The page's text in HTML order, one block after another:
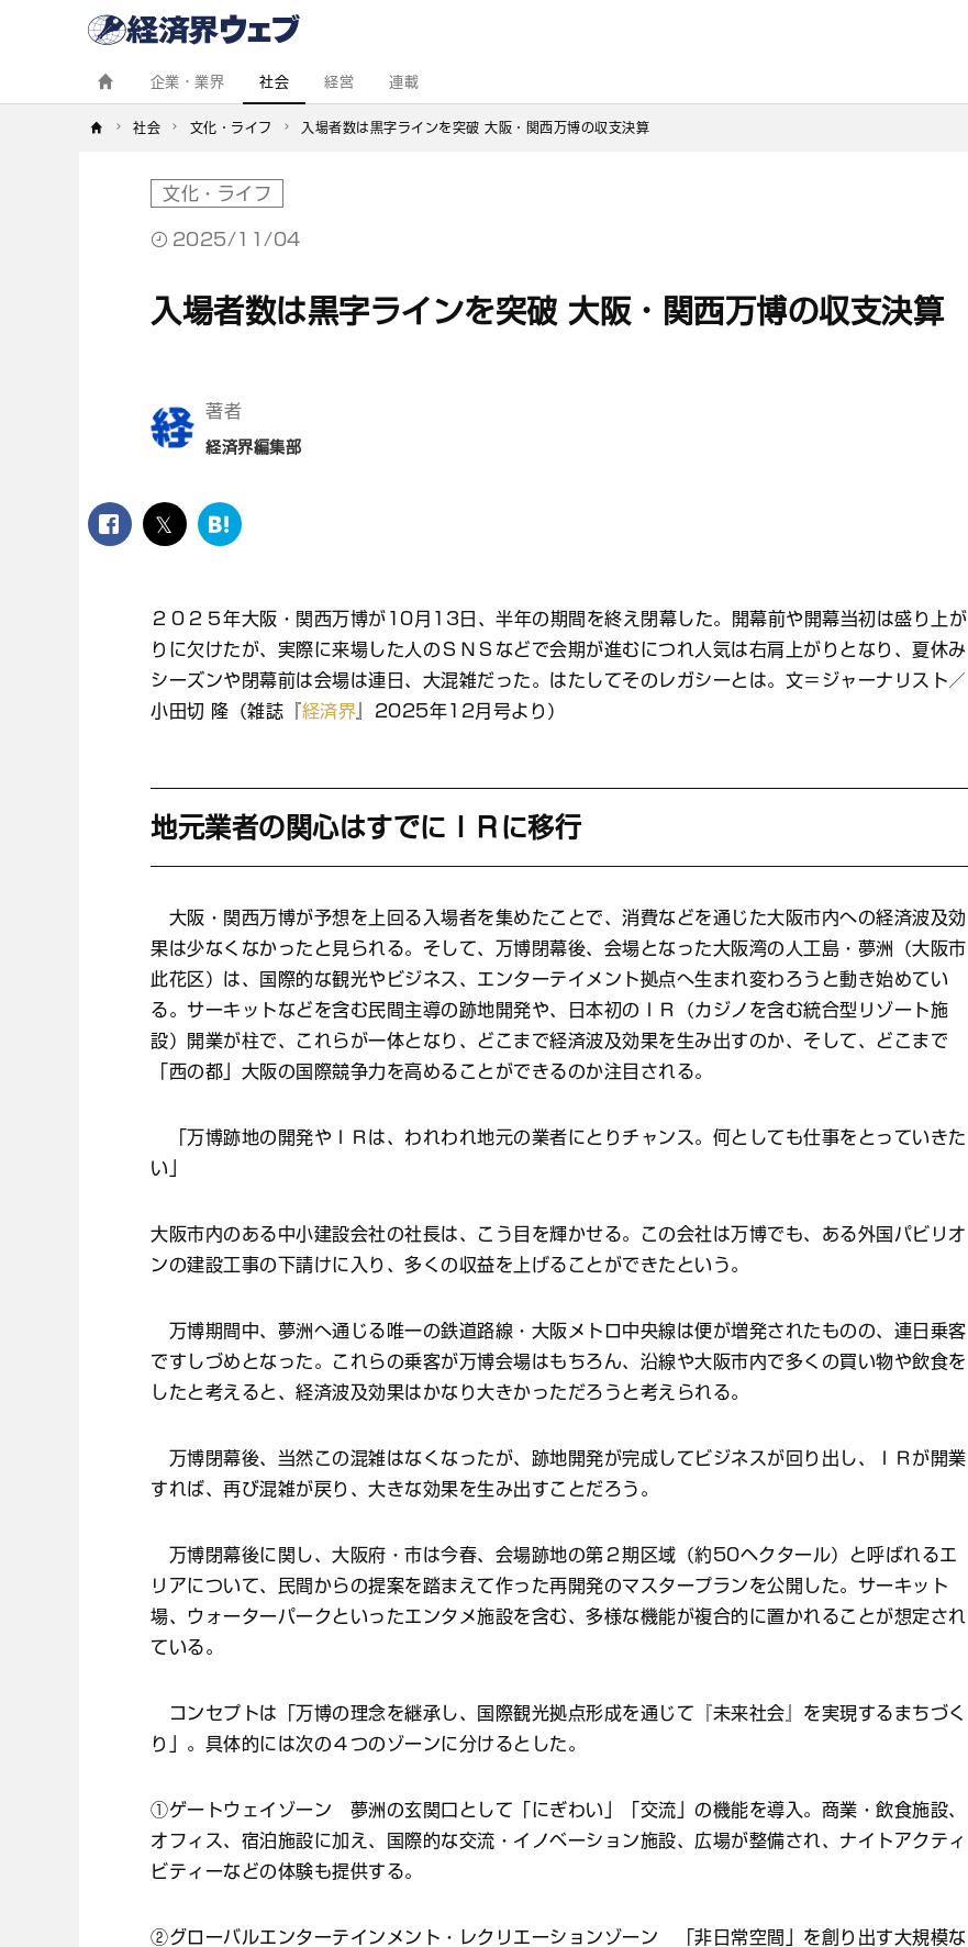
企業・業界 社会 経営 連載
社会 文化・ライフ 入場者数は黒字ラインを突破 大阪・関西万博の収支決算
文化・ライフ
2025/11/04
入場者数は黒字ラインを突破 大阪・関西万博の収支決算
著者
経済界編集部
facebook
twitter
は
ッ
ク
ー
ク
２０２５年大阪・関西万博が10月13日、半年の期間を終え閉幕した。開幕前や開幕当初は盛り上が
りに欠けたが、実際に来場した人のＳＮＳなどで会期が進むにつれ人気は右肩上がりとなり、夏休み
シーズンや閉幕前は会場は連日、大混雑だった。はたしてそのレガシーとは。文＝ジャーナリスト／
小田切 隆（雑誌『 経済界 』2025年12月号より）
地元業者の関心はすでにＩＲに移行
大阪・関西万博が予想を上回る入場者を集めたことで、消費などを通じた大阪市内への経済波及効
果は少なくなかったと見られる。そして、万博閉幕後、会場となった大阪湾の人工島・夢洲（大阪市
此花区）は、国際的な観光やビジネス、エンターテイメント拠点へ生まれ変わろうと動き始めてい
る。サーキットなどを含む民間主導の跡地開発や、日本初のＩＲ（カジノを含む統合型リゾート施
設）開業が柱で、これらが一体となり、どこまで経済波及効果を生み出すのか、そして、どこまで
「西の都」大阪の国際競争力を高めることができるのか注目される。
「万博跡地の開発やＩＲは、われわれ地元の業者にとりチャンス。何としても仕事をとっていきた
い」
大阪市内のある中小建設会社の社長は、こう目を輝かせる。この会社は万博でも、ある外国パビリオ
ンの建設工事の下請けに入り、多くの収益を上げることができたという。
万博期間中、夢洲へ通じる唯一の鉄道路線・大阪メトロ中央線は便が増発されたものの、連日乗客
ですしづめとなった。これらの乗客が万博会場はもちろん、沿線や大阪市内で多くの買い物や飲食を
したと考えると、経済波及効果はかなり大きかっただろうと考えられる。
万博閉幕後、当然この混雑はなくなったが、跡地開発が完成してビジネスが回り出し、ＩＲが開業
すれば、再び混雑が戻り、大きな効果を生み出すことだろう。
万博閉幕後に関し、大阪府・市は今春、会場跡地の第２期区域（約50ヘクタール）と呼ばれるエ
リアについて、民間からの提案を踏まえて作った再開発のマスタープランを公開した。サーキット
場、ウォーターパークといったエンタメ施設を含む、多様な機能が複合的に置かれることが想定され
ている。
コンセプトは「万博の理念を継承し、国際観光拠点形成を通じて『未来社会』を実現するまちづく
り」。具体的には次の４つのゾーンに分けるとした。
①ゲートウェイゾーン 夢洲の玄関口として「にぎわい」「交流」の機能を導入。商業・飲食施設、
オフィス、宿泊施設に加え、国際的な交流・イノベーション施設、広場が整備され、ナイトアクティ
ビティーなどの体験も提供する。
②グローバルエンターテインメント・レクリエーションゾーン 「非日常空間」を創り出す大規模な